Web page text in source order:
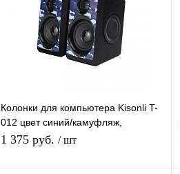
Колонки для компьютера Kisonli T-
012 цвет синий/камуфляж,
проводные (USB 2.0), стерео
1 375 руб. / шт